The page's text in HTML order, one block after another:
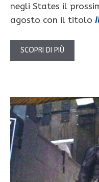
negli States il
agosto con il titolo
SCOPRI DI PIÙ